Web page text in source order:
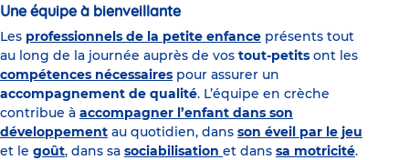
Une équipe à bienveillante
Les professionnels de la petite enfance présents tout
au long de la journée auprès de vos tout-petits ont les
compétences nécessaires pour assurer un
accompagnement de qualité. L’équipe en crèche
contribue à accompagner l’enfant dans son
développement au quotidien, dans son éveil par le jeu
et le goût, dans sa sociabilisation et dans sa motricité.